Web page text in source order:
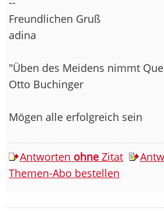
Freundlichen Gruß
adina
"Üben des Meidens nimmt
Otto Buchinger
Mögen alle erfolgreich sein
Antworten ohne Zitat
Themen-Abo bestellen